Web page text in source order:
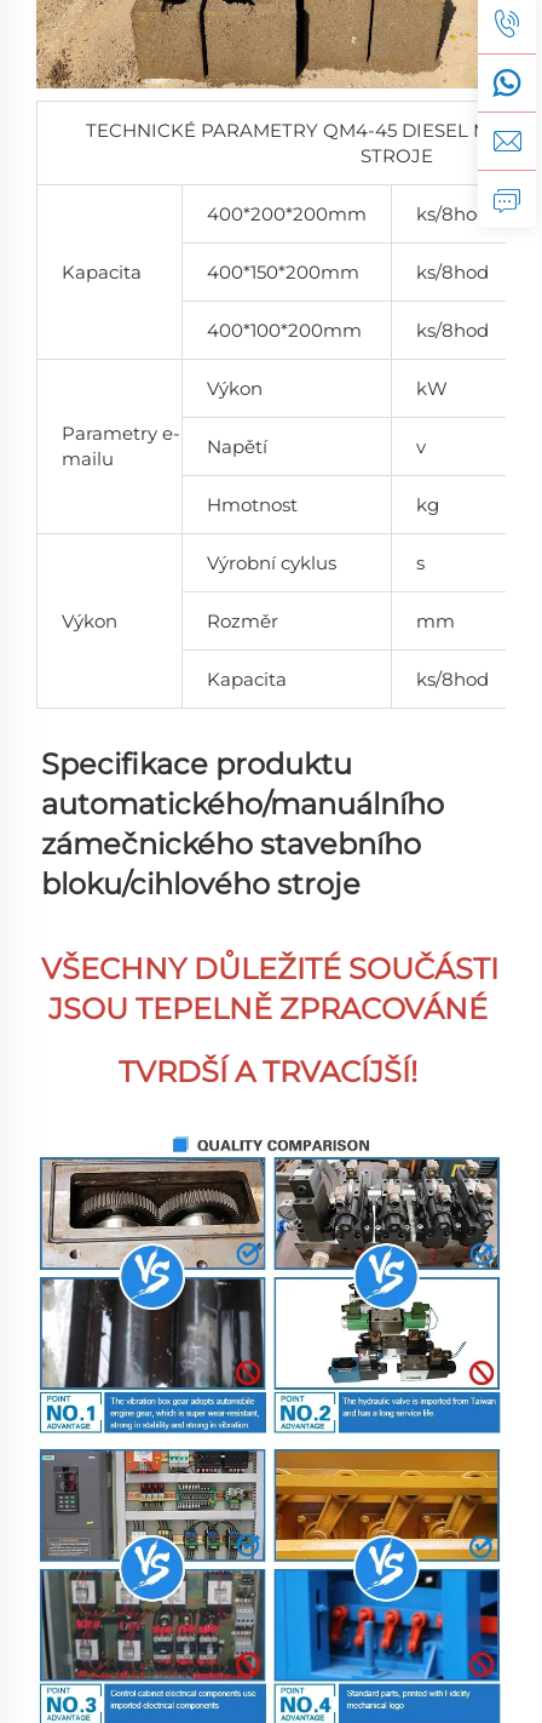
TECHNICKÉ PARAMETRY QM4-45 DIESEL
STROJE
Kapacita
400*200*200mm ks/8hod
400*150*200mm ks/8hod
400*100*200mm ks/8hod
Parametry e-
mailu
Výkon kW
Napětí v
Hmotnost kg
Výkon
Výrobní cyklus s
Rozměr mm
Kapacita ks/8hod
Specifikace produktu
automatického/manuálního
zámečnického stavebního
bloku/cihlového stroje
VŠECHNY DŮLEŽITÉ SOUČÁSTI
JSOU TEPELNĚ ZPRACOVÁNÉ
TVRDŠÍ A TRVACÍJŠÍ!